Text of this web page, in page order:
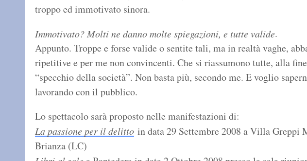
troppo ed immotivato sinora.
Immotivato? Molti ne danno molte spiegazioni, e tutte valide.
Appunto. Troppe e forse valide o sentite tali, ma in realtà vaghe,
ripetitive e per me non convincenti. Che si riassumono tutte, alla
“specchio della società”. Non basta più, secondo me. E voglio
lavorando con il pubblico.
Lo spettacolo sarà proposto nelle manifestazioni di:
La passione per il delitto in data 29 Settembre 2008 a Villa Greppi
Brianza (LC)